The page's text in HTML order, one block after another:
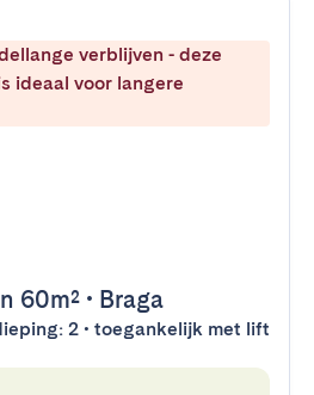
verblijven - deze
ideaal voor langere
60m² • Braga
2 • toegankelijk met lift